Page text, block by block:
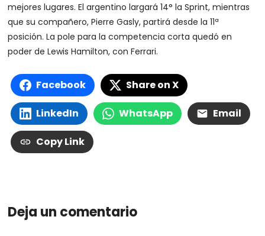
mejores lugares. El argentino largará 14° la Sprint, mientras
que su compañero, Pierre Gasly, partirá desde la 11ª
posición. La pole para la competencia corta quedó en
poder de Lewis Hamilton, con Ferrari.
Facebook Share on X
LinkedIn WhatsApp Email
Copy Link
Deja un comentario